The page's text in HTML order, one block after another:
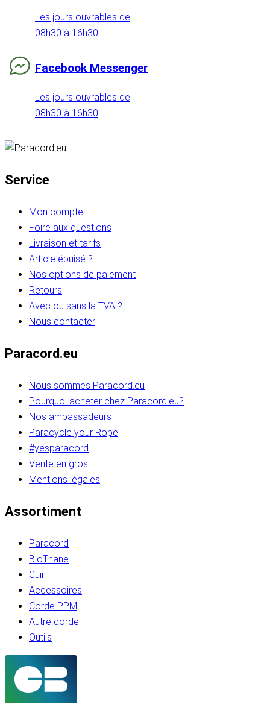
Les jours ouvrables de
08h30 à 16h30
Facebook Messenger
Les jours ouvrables de
08h30 à 16h30
Service
Mon compte
Foire aux questions
Livraison et tarifs
Article épuisé ?
Nos options de paiement
Retours
Avec ou sans la TVA ?
Nous contacter
Paracord.eu
Nous sommes Paracord.eu
Pourquoi acheter chez Paracord.eu?
Nos ambassadeurs
Paracycle your Rope
#yesparacord
Vente en gros
Mentions légales
Assortiment
Paracord
BioThane
Cuir
Accessoires
Corde PPM
Autre corde
Outils